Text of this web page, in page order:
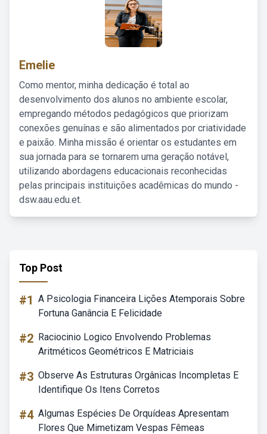
Emelie
Como mentor, minha dedicação é total ao
desenvolvimento dos alunos no ambiente escolar,
empregando métodos pedagógicos que priorizam
conexões genuínas e são alimentados por criatividade
e paixão. Minha missão é orientar os estudantes em
sua jornada para se tornarem uma geração notável,
utilizando abordagens educacionais reconhecidas
pelas principais instituições acadêmicas do mundo -
dsw.aau.edu.et.
Top Post
#1 A Psicologia Financeira Lições Atemporais Sobre
Fortuna Ganância E Felicidade
#2 Raciocinio Logico Envolvendo Problemas
Aritméticos Geométricos E Matriciais
#3 Observe As Estruturas Orgânicas Incompletas E
Identifique Os Itens Corretos
#4 Algumas Espécies De Orquídeas Apresentam
Flores Que Mimetizam Vespas Fêmeas